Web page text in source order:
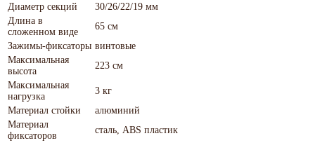
Диаметр секций
30/26/22/19 мм
Длина в
сложенном виде
65 см
Зажимы-фиксаторы винтовые
Максимальная
высота
223 см
Максимальная
нагрузка
3 кг
Материал стойки
алюминий
Материал
фиксаторов
сталь, ABS пластик